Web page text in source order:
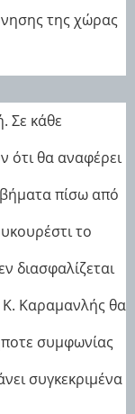
της χώρας
Σε κάθε
ότι θα αναφέρει
βήματα πίσω από
το
διασφαλίζεται
Κ. Καραμανλής θα
συμφωνίας
συγκεκριμένα